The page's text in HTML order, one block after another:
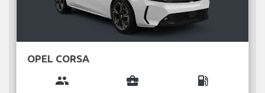
OPEL CORSA
group business_center local_gas_station